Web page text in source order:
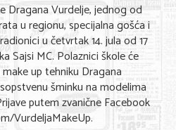
Dragana Vurdelje, jednog od
u regionu, specijalna gošća i
u četvrtak 14. jula od 17
Sajsi MC. Polaznici škole će
up tehniku Dragana
šminku na modelima
putem zvanične Facebook
VurdeljaMakeUp.